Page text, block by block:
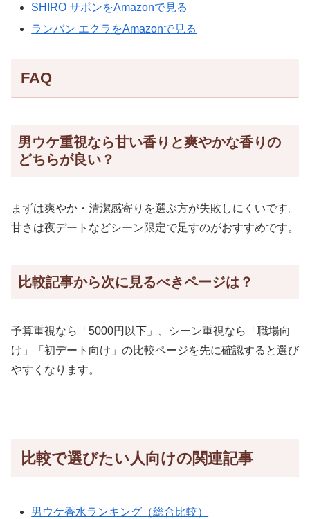
SHIRO サボンをAmazonで見る
ランバン エクラをAmazonで見る
FAQ
男ウケ重視なら甘い香りと爽やかな香りの
どちらが良い？
まずは爽やか・清潔感寄りを選ぶ方が失敗しにくいです。
甘さは夜デートなどシーン限定で足すのがおすすめです。
比較記事から次に見るべきページは？
予算重視なら「5000円以下」、シーン重視なら「職場向
け」「初デート向け」の比較ページを先に確認すると選び
やすくなります。
比較で選びたい人向けの関連記事
男ウケ香水ランキング（総合比較）